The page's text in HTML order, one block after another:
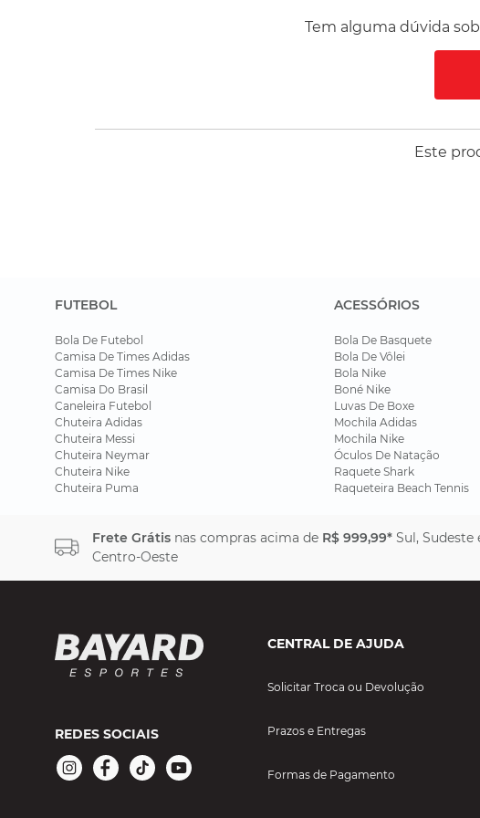
Na Bayard Esportes, você encontra
busca
Tem alguma dúvida
Este
FUTEBOL
Bola De Futebol
Camisa De Times Adidas
Camisa De Times Nike
Camisa Do Brasil
Caneleira Futebol
Chuteira Adidas
Chuteira Messi
Chuteira Neymar
Chuteira Nike
Chuteira Puma
ACESSÓRIOS
Bola De Basquete
Bola De Vôlei
Bola Nike
Boné Nike
Luvas De Boxe
Mochila Adidas
Mochila Nike
Óculos De Natação
Raquete Shark
Raqueteira Beach Tennis
Frete Grátis nas compras acima de R$ 999,99* Sul, Sudeste
Centro-Oeste
REDES SOCIAIS
CENTRAL DE AJUDA
Solicitar Troca ou Devolução
Prazos e Entregas
Formas de Pagamento